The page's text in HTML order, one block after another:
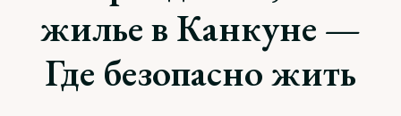
жилье в Канкуне —
Где безопасно жить